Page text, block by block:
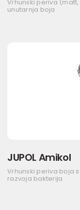
Vrhunski periva
unutarnja boja
JUPOL Amikol
Vrhunski periva boja
razvoja bakterija